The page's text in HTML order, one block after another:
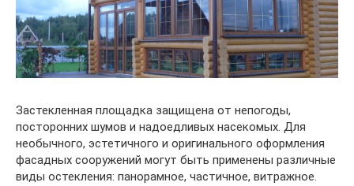
Застекленная площадка защищена от непогоды,
посторонних шумов и надоедливых насекомых. Для
необычного, эстетичного и оригинального оформления
фасадных сооружений могут быть применены различные
виды остекления: панорамное, частичное, витражное.